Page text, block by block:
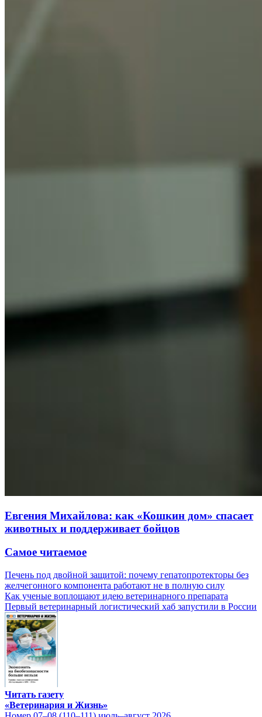
Евгения Михайлова: как «Кошкин дом» спасает
животных и поддерживает бойцов
Самое читаемое
Печень под двойной защитой: почему гепатопротекторы без
желчегонного компонента работают не в полную силу
Как ученые воплощают идею ветеринарного препарата
Первый ветеринарный логистический хаб запустили в России
Читать газету
«Ветеринария и Жизнь»